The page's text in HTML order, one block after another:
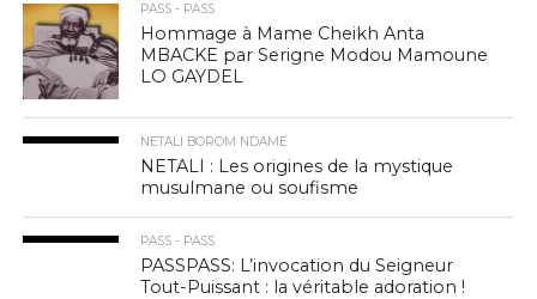
PASS - PASS
Hommage à Mame Cheikh Anta
MBACKE par Serigne Modou Mamoune
LO GAYDEL
NETALI BOROM NDAME
NETALI : Les origines de la mystique
musulmane ou soufisme
PASS - PASS
PASSPASS: L’invocation du Seigneur
Tout-Puissant : la véritable adoration !